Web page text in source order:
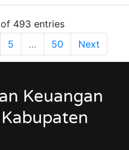
493 entries
5 … 50 Next
Keuangan